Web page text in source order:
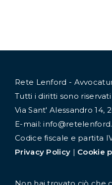
Rete Lenford -
Tutti i diritti sono riservati
Via Sant' Alessandro 14,
E-mail:
Codice fiscale e partita
Privacy Policy | Cookie
Non hai trovato ciò che